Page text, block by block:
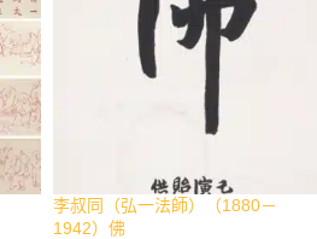
李叔同（弘一法師）（1880－
1942）佛